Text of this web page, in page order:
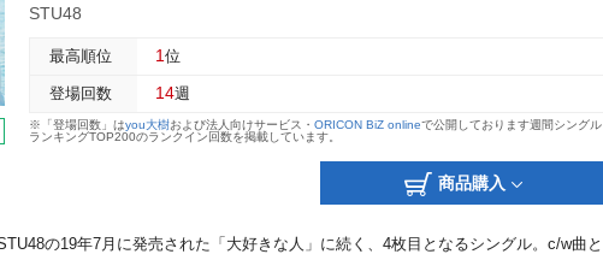
STU48
最高順位 1 位
登場回数 14週
※「登場回数」はyou大樹および法人向けサービス・ ORICON BiZ onlineで公開しております週間シングル
ランキングTOP200のランクイン回数を掲載しています。
商品購入
の19年7月に発売された「大好きな人」に続く、4枚目となるシングル。c/w曲と